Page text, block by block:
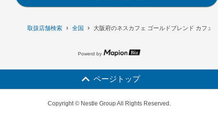
取扱店舗検索 全国 大阪府のネスカフェ ゴールドブレンド カフェ
Powerd by
ページトップ
Copyright © Nestle Group All Rights Reserved.